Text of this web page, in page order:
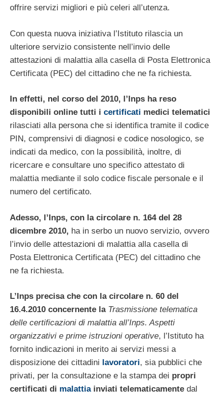
offrire servizi migliori e più celeri all’utenza.
Con questa nuova iniziativa l’Istituto rilascia un
ulteriore servizio consistente nell’invio delle
attestazioni di malattia alla casella di Posta Elettronica
Certificata (PEC) del cittadino che ne fa richiesta.
In effetti, nel corso del 2010, l’Inps ha reso
disponibili online tutti i certificati medici telematici
rilasciati alla persona che si identifica tramite il codice
PIN, comprensivi di diagnosi e codice nosologico, se
indicati da medico, con la possibilità, inoltre, di
ricercare e consultare uno specifico attestato di
malattia mediante il solo codice fiscale personale e il
numero del certificato.
Adesso, l’Inps, con la circolare n. 164 del 28
dicembre 2010, ha in serbo un nuovo servizio, ovvero
l’invio delle attestazioni di malattia alla casella di
Posta Elettronica Certificata (PEC) del cittadino che
ne fa richiesta.
L’Inps precisa che con la circolare n. 60 del
16.4.2010 concernente la Trasmissione telematica
delle certificazioni di malattia all’Inps. Aspetti
organizzativi e prime istruzioni operative, l’Istituto ha
fornito indicazioni in merito ai servizi messi a
disposizione dei cittadini lavoratori, sia pubblici che
privati, per la consultazione e la stampa dei propri
certificati di malattiainviati telematicamente dal